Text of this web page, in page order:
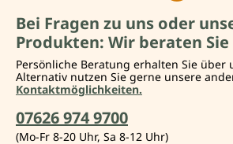
Bei Fragen zu uns oder
Produkten: Wir beraten
Persönliche Beratung erhalten Sie über
Alternativ nutzen Sie gerne unsere
Kontaktmöglichkeiten.
07626 974 9700
(Mo-Fr 8-20 Uhr, Sa 8-12 Uhr)